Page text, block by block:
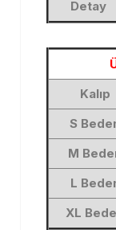
Detay
Kalıp
S
M
L
XL